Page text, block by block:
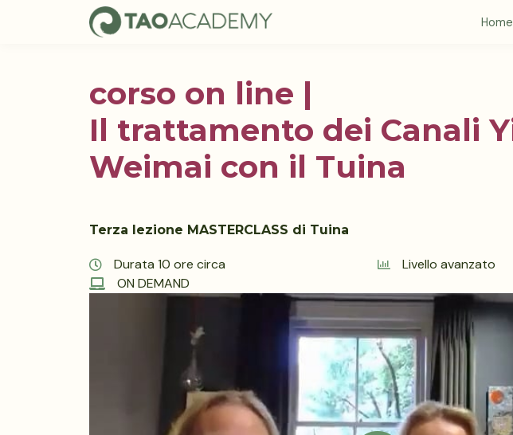
Home
corso on line |
Il trattamento dei Canali
Weimai con il Tuina
Terza lezione MASTERCLASS di Tuina
Durata 10 ore circa
Livello avanzato
ON DEMAND